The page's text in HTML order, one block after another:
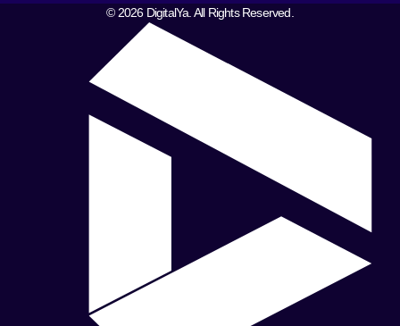
© 2026 DigitalYa. All Rights Reserved.